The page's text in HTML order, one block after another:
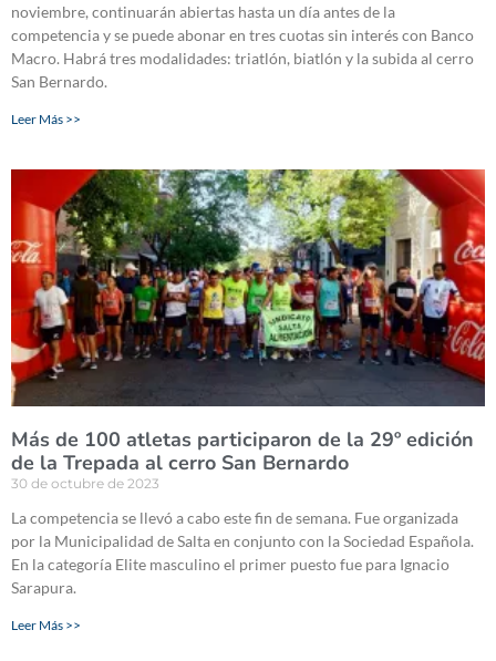
noviembre, continuarán abiertas hasta un día antes de la
competencia y se puede abonar en tres cuotas sin interés con Banco
Macro. Habrá tres modalidades: triatlón, biatlón y la subida al cerro
San Bernardo.
Leer Más >>
Más de 100 atletas participaron de la 29º edición
de la Trepada al cerro San Bernardo
30 de octubre de 2023
La competencia se llevó a cabo este fin de semana. Fue organizada
por la Municipalidad de Salta en conjunto con la Sociedad Española.
En la categoría Elite masculino el primer puesto fue para Ignacio
Sarapura.
Leer Más >>